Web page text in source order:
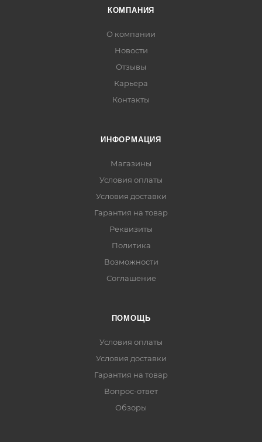
КОМПАНИЯ
О компании
Новости
Отзывы
Карьера
Контакты
ИНФОРМАЦИЯ
Магазины
Условия оплаты
Условия доставки
Гарантия на товар
Реквизиты
Политика
Возможности
Соглашение
ПОМОЩЬ
Условия оплаты
Условия доставки
Гарантия на товар
Вопрос-ответ
Обзоры